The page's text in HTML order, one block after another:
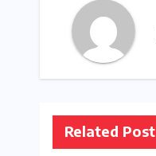
Related Post